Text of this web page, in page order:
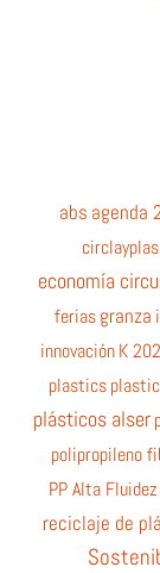
abs agenda
circlayplas
economía
feriasgranza
innovación K
plastics
plásticos alser
polipropileno
PP Alta
reciclaje de